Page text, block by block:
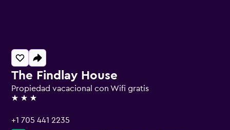
The Findlay House
Propiedad vacacional con Wifi gratis
3 estrellas
+1 705 441 2235